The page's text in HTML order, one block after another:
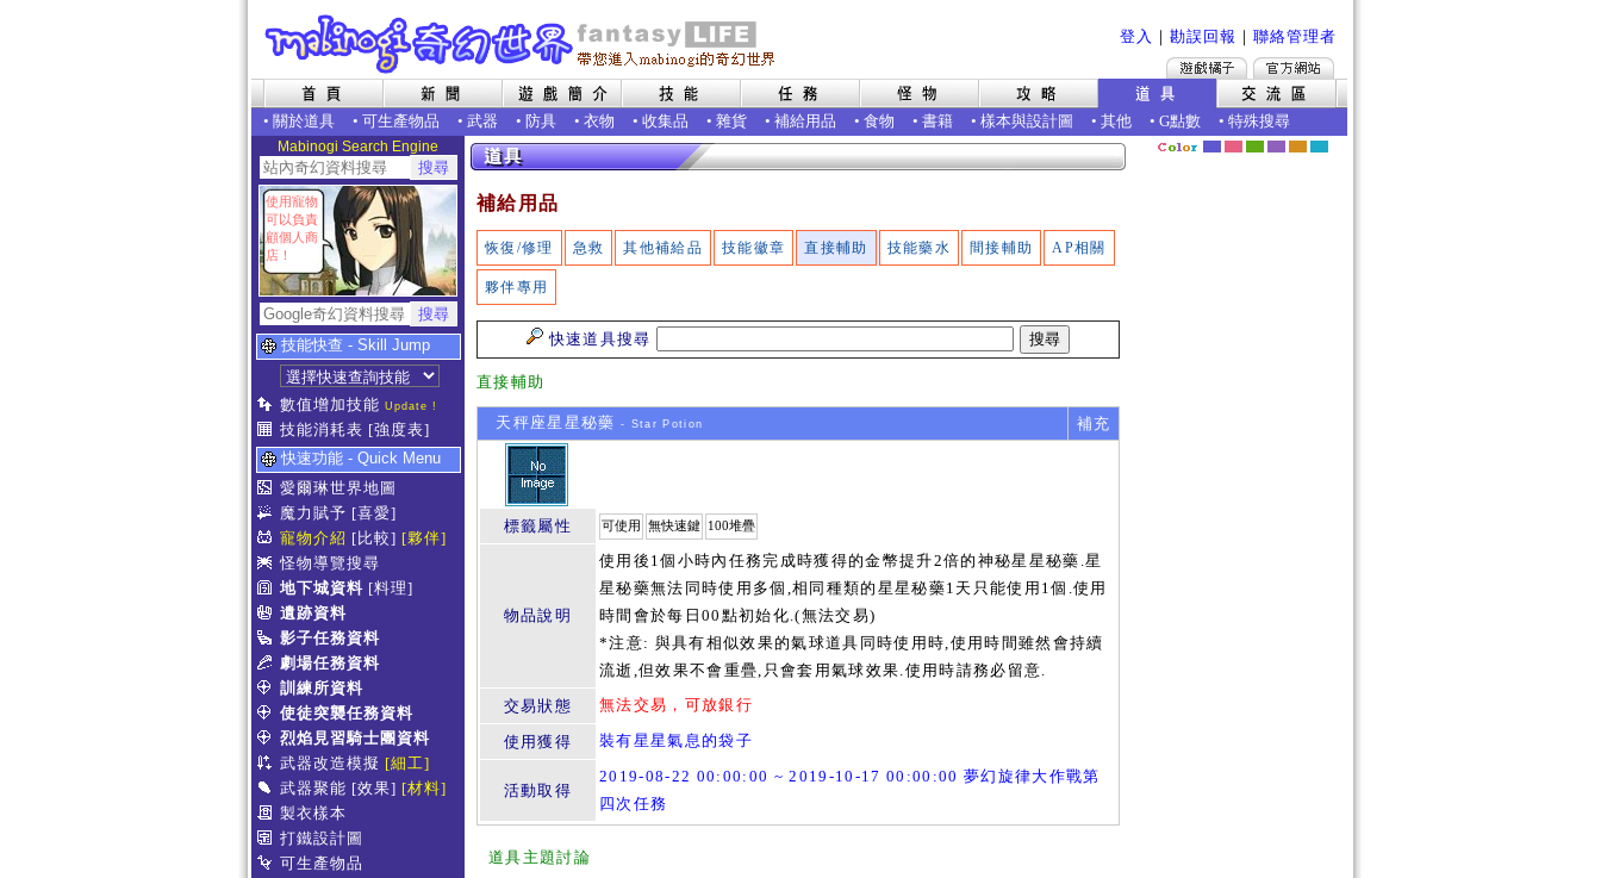
登入 ｜ 勘誤回報 ｜ 聯絡管理者
• 關於道具 • 可生產物品 • 武器 • 防具 • 衣物 • 收集品 • 雜貨 • 補給用品 • 食物 • 書籍 • 樣本與設計圖 • 其他 • G點數 • 特殊搜尋
Mabinogi Search Engine
使用寵物
可以負責
顧個人商
店！
技能快查 - Skill Jump
數值增加技能 Update !
技能消耗表 [強度表]
快速功能 - Quick Menu
愛爾琳世界地圖
魔力賦予 [喜愛]
寵物介紹 [比較] [夥伴]
怪物導覽搜尋
地下城資料 [料理]
遺跡資料
影子任務資料
劇場任務資料
訓練所資料
使徒突襲任務資料
烈焰見習騎士團資料
武器改造模擬 [細工]
武器聚能 [效果] [材料]
製衣樣本
打鐵設計圖
可生產物品
補給用品
恢復/修理 急救 其他補給品 技能徽章 直接輔助 技能藥水 間接輔助 AP相關
夥伴專用
快速道具搜尋
直接輔助
天秤座星星秘藥 - Star Potion 補充
標籤屬性 可使用 無快速鍵 100堆疊
物品說明
使用後1個小時內任務完成時獲得的金幣提升2倍的神秘星星秘藥.星
星秘藥無法同時使用多個,相同種類的星星秘藥1天只能使用1個.使用
時間會於每日00點初始化.(無法交易)
*注意: 與具有相似效果的氣球道具同時使用時,使用時間雖然會持續
流逝,但效果不會重疊,只會套用氣球效果.使用時請務必留意.
交易狀態
無法交易，可放銀行
使用獲得 裝有星星氣息的袋子
活動取得
2019-08-22 00:00:00 ~ 2019-10-17 00:00:00 夢幻旋律大作戰第
四次任務
道具主題討論